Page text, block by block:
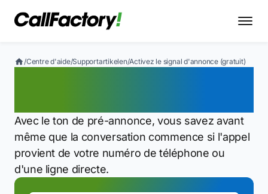
/Centre d'aide/Supportartikelen/Activez le signal d'annonce (gratuit)
Avec le ton de pré-annonce, vous savez avant
même que la conversation commence si l'appel
provient de votre numéro de téléphone ou
d'une ligne directe.